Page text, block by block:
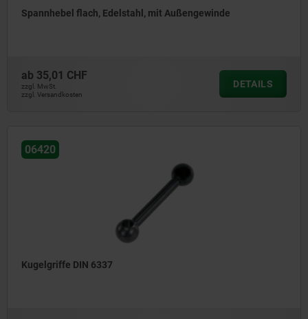
Spannhebel flach, Edelstahl, mit Außengewinde
ab 35,01 CHF
zzgl. MwSt.
zzgl. Versandkosten
DETAILS
06420
Kugelgriffe DIN 6337